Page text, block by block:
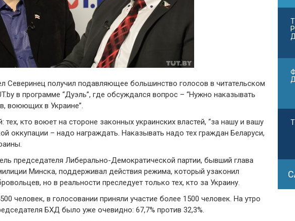
Северинец получил подавляющее большинство голосов в читательском
в программе “Дуэль”, где обсуждался вопрос – “Нужно наказывать
воюющих в Украине”.
кто воюет на стороне законных украинских властей, “за нашу и вашу
оккупации – надо награждать. Наказывать надо тех граждан Беларуси,
председателя Либерально-Демократической партии, бывший глава
Минска, поддерживал действия режима, который узаконил
но в реальности преследует только тех, кто за Украину.
человек, в голосовании приняли участие более 1500 человек. На утро
БХД было уже очевидно: 67,7% против 32,3%.